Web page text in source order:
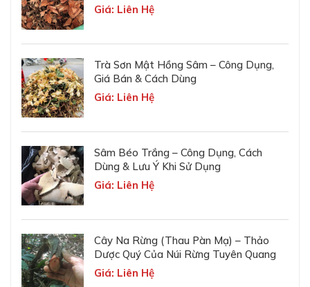
Giá: Liên Hệ
Trà Sơn Mật Hồng Sâm – Công Dụng,
Giá Bán & Cách Dùng
Giá: Liên Hệ
Sâm Béo Trắng – Công Dụng, Cách
Dùng & Lưu Ý Khi Sử Dụng
Giá: Liên Hệ
Cây Na Rừng (Thau Pàn Mạ) – Thảo
Dược Quý Của Núi Rừng Tuyên Quang
Giá: Liên Hệ